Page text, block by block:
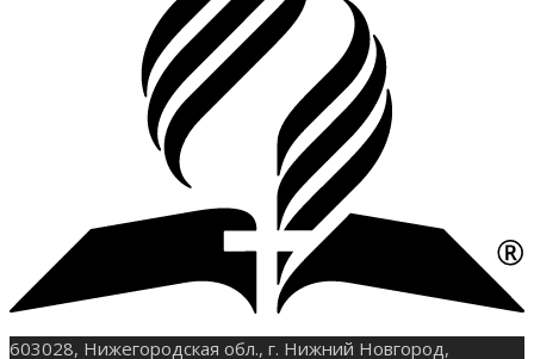
603028, Нижегородская обл., г. Нижний Новгород,